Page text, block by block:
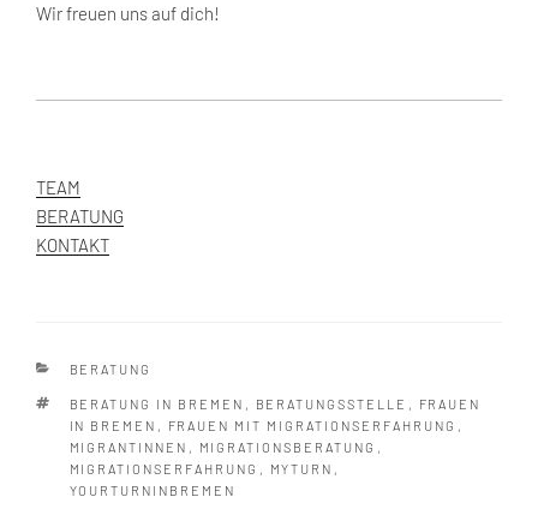
Wir freuen uns auf dich!
TEAM
BERATUNG
KONTAKT
KATEGORIEN
BERATUNG
SCHLAGWÖRTER
BERATUNG IN BREMEN , BERATUNGSSTELLE ,
FRAUEN
IN BREMEN , FRAUEN MIT MIGRATIONSERFAHRUNG ,
MIGRANTINNEN , MIGRATIONSBERATUNG ,
MIGRATIONSERFAHRUNG , MYTURN ,
YOURTURNINBREMEN